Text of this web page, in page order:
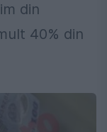
din
40% din